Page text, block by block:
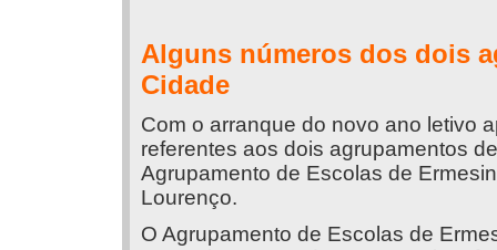
Alguns números dos dois
Cidade
Com o arranque do novo ano letivo
referentes aos dois agrupamentos
Agrupamento de Escolas de
Lourenço.
O Agrupamento de Escolas de